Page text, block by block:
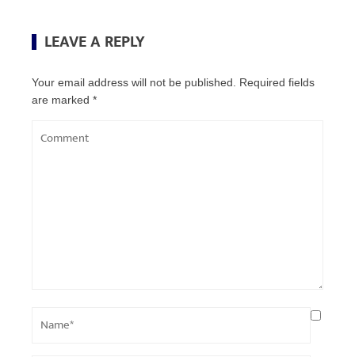
LEAVE A REPLY
Your email address will not be published.
Required fields
are marked *